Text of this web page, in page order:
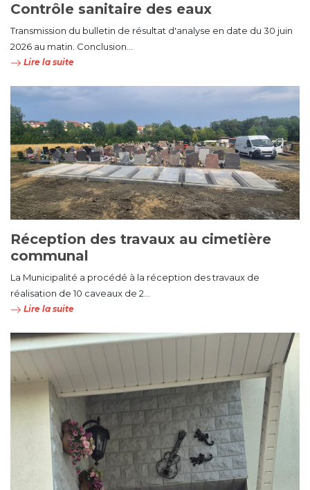
Contrôle sanitaire des eaux
Transmission du bulletin de résultat d'analyse en date du 30 juin
2026 au matin. Conclusion...
Lire la suite
Réception des travaux au cimetière
communal
La Municipalité a procédé à la réception des travaux de
réalisation de 10 caveaux de 2...
Lire la suite